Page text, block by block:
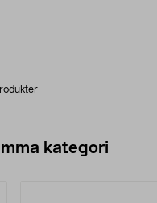
kategori